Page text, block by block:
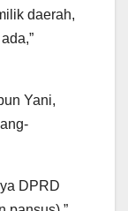
daerah,
Yani,
DPRD